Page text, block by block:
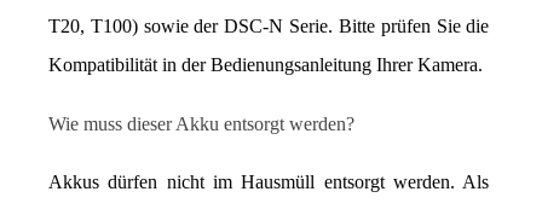
T20, T100) sowie der DSC-N Serie. Bitte prüfen Sie die
Kompatibilität in der Bedienungsanleitung Ihrer Kamera.
Wie muss dieser Akku entsorgt werden?
Akkus dürfen nicht im Hausmüll entsorgt werden. Als